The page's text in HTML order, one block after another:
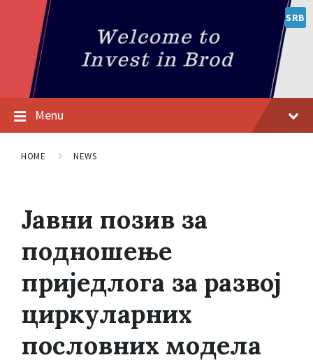
SRB
Menu
HOME NEWS
Јавни позив за
подношење
приједлога за развој
циркуларних
пословних модела